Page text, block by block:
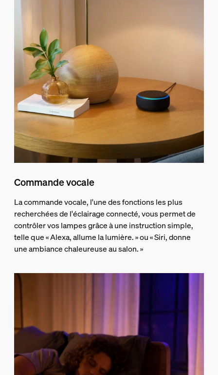
Commande vocale
La commande vocale, l'une des fonctions les plus
recherchées de l'éclairage connecté, vous permet de
contrôler vos lampes grâce à une instruction simple,
telle que « Alexa, allume la lumière. » ou « Siri, donne
une ambiance chaleureuse au salon. »